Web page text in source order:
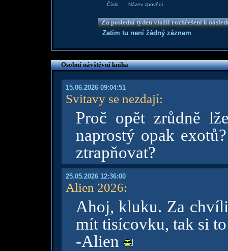
Číslo Název zpovědi
Za poslední týden vložil rozhřešení k
Zatím tu není žádný záznam
Osobní návštěvní kniha
15.06.2026 09:04:51
Svitavy se nezdají:
Proč opět zrůdně
naprostý opak
ztrapňovat?
25.05.2026 12:36:00
Alien 2026:
Ahoj, kluku. Za
mít tisícovku, tak si
-Alien